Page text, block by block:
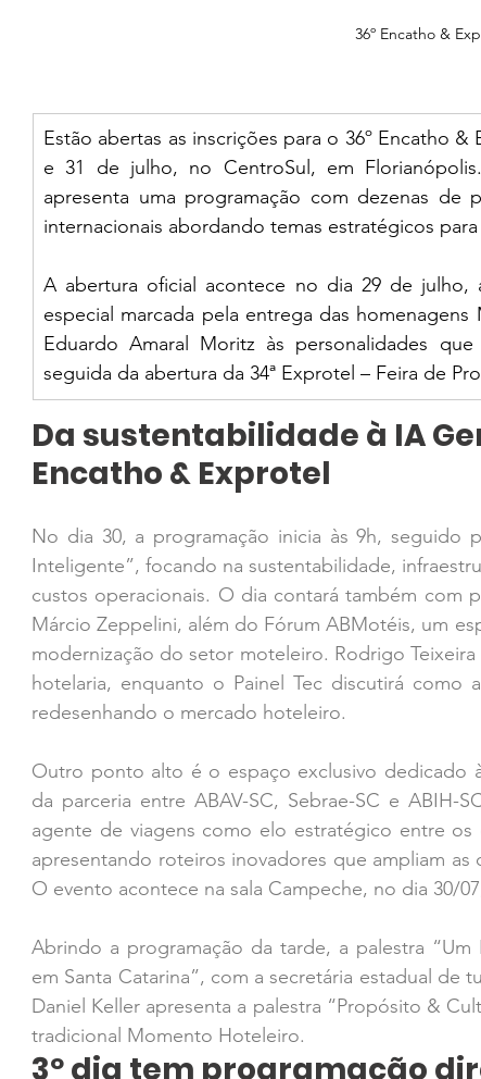
36º Encatho &
Estão abertas as inscrições para o 36º Encatho
e 31 de julho, no CentroSul, em
apresenta uma programação com dezenas de
internacionais abordando temas estratégicos
A abertura oficial acontece no dia 29 de julho,
especial marcada pela entrega das
Eduardo Amaral Moritz às personalidades
seguida da abertura da 34ª Exprotel – Feira de
Da sustentabilidade à IA
Encatho & Exprotel
No dia 30, a programação inicia às 9h, seguido
Inteligente”, focando na sustentabilidade,
custos operacionais. O dia contará também com
Márcio Zeppelini, além do Fórum ABMotéis, um
modernização do setor moteleiro. Rodrigo
hotelaria, enquanto o Painel Tec discutirá como
redesenhando o mercado hoteleiro.
Outro ponto alto é o espaço exclusivo dedicado
da parceria entre ABAV-SC, Sebrae-SC e ABIH-
agente de viagens como elo estratégico entre
apresentando roteiros inovadores que ampliam
O evento acontece na sala Campeche, no dia 30/
Abrindo a programação da tarde, a palestra
em Santa Catarina”, com a secretária estadual de
Daniel Keller apresenta a palestra “Propósito &
tradicional Momento Hoteleiro.
3º dia tem programação